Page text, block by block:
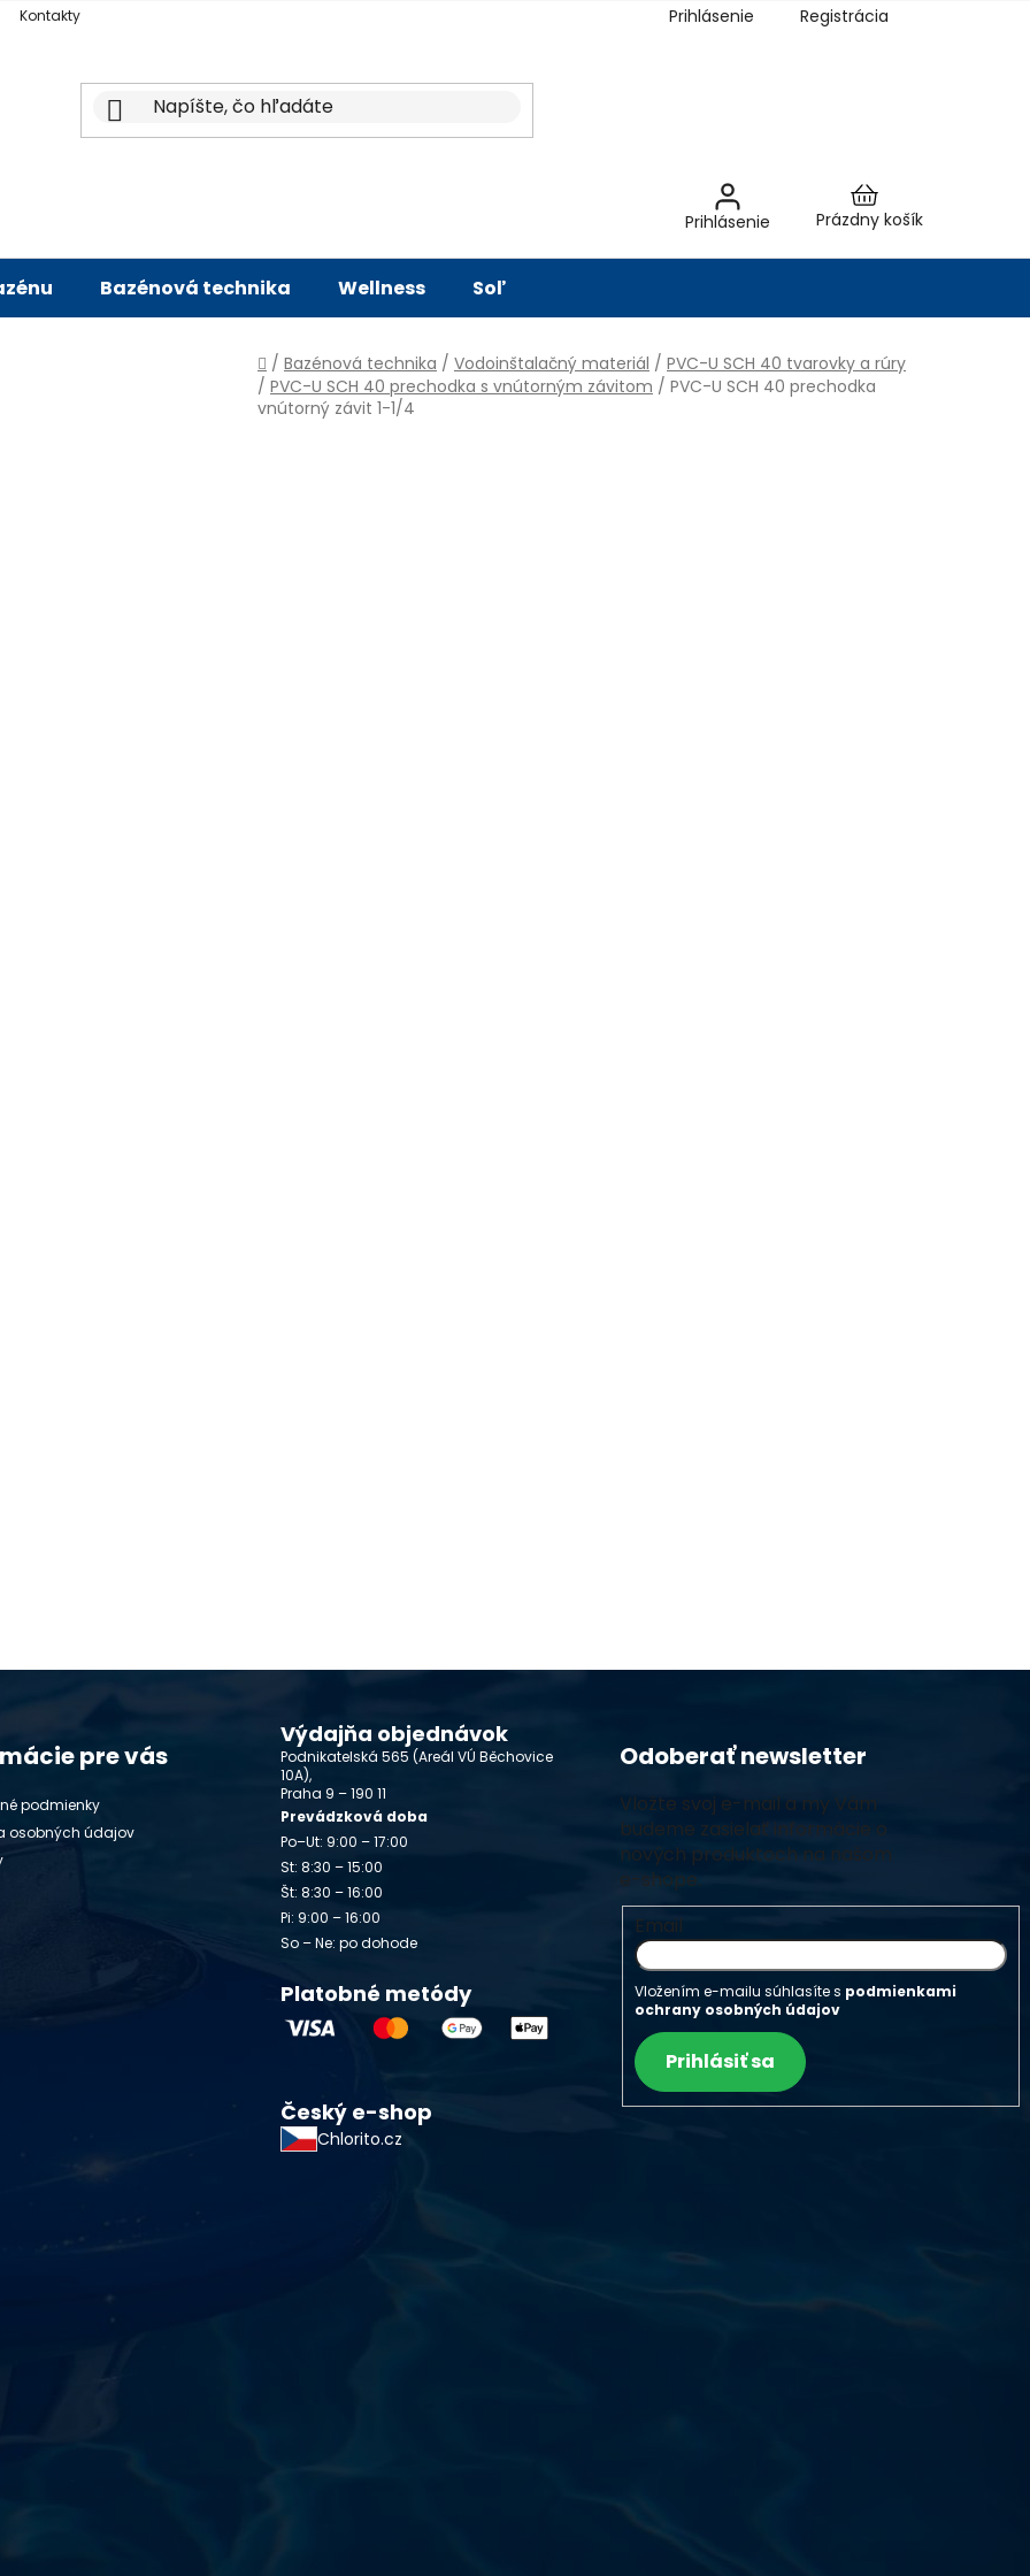
Kontakty Prihlásenie Registrácia
Prihlásenie
Nákupný
Prázdny košík
Bazénová technika Wellness Soľ
Domov
/ Bazénová technika / Vodoinštalačný materiál / PVC-U SCH 40 tvarovky a rúry
/ PVC-U SCH 40 prechodka s vnútorným závitom / PVC-U SCH 40 prechodka
vnútorný závit 1-1/4
pre vás
podmienky
osobných údajov
Výdajňa objednávok
Podnikatelská 565 (Areál VÚ Běchovice
10A),
Praha 9 – 190 11
Prevádzková doba
Po–Ut: 9:00 – 17:00
St: 8:30 – 15:00
Št: 8:30 – 16:00
Pi: 9:00 – 16:00
So – Ne: po dohode
Platobné metódy
Český e-shop
Chlorito.cz
Odoberať newsletter
Vložte svoj e-mail a my Vám
budeme zasielať informácie o
nových produktoch na našom
e-shope.
Email
Vložením e-mailu súhlasíte s podmienkami
ochrany osobných údajov
Prihlásiť sa
o vodu a
vzdelaním v oblasti čistiarní odpadových
zdokonaľovaním v oblasti starostlivosti o vodu.
vlastnej výroby pre čistú a bezpečnú
na najlepších európskych surovinách a